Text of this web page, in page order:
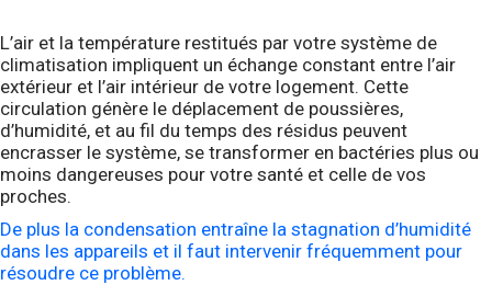
L’air et la température restitués par votre système de
climatisation impliquent un échange constant entre l’air
extérieur et l’air intérieur de votre logement. Cette
circulation génère le déplacement de poussières,
d’humidité, et au fil du temps des résidus peuvent
encrasser le système, se transformer en bactéries plus ou
moins dangereuses pour votre santé et celle de vos
proches.
De plus la condensation entraîne la stagnation d’humidité
dans les appareils et il faut intervenir fréquemment pour
résoudre ce problème.